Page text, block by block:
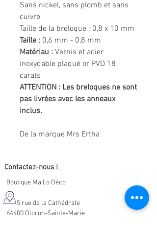
Sans nickel, sans plomb et sans
cuivre
Taille de la breloque : 0,8 x 10 mm
Taille : 0,6 mm - 0,8 mm
Matériau : Vernis et acier
inoxydable plaqué or PVD 18
carats
ATTENTION : Les breloques ne sont
pas livrées avec les anneaux
inclus.
De la marque Mrs Ertha
Contactez-nous !
Boutique Ma'Lo Déco
5 rue de la Cathédrale
64400 Oloron-Sainte-Marie